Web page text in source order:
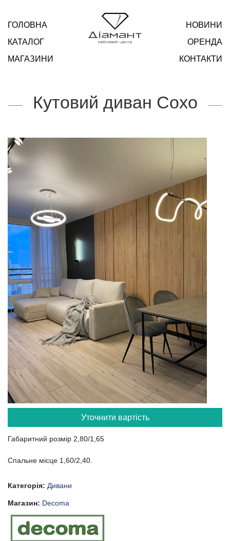
ГОЛОВНА
КАТАЛОГ
МАГАЗИНИ
НОВИНИ
ОРЕНДА
КОНТАКТИ
Кутовий диван Сохо
Уточнити вартість
Габаритний розмір 2,80/1,65
Спальне місце 1,60/2,40.
Категорія: Дивани
Магазин: Decoma